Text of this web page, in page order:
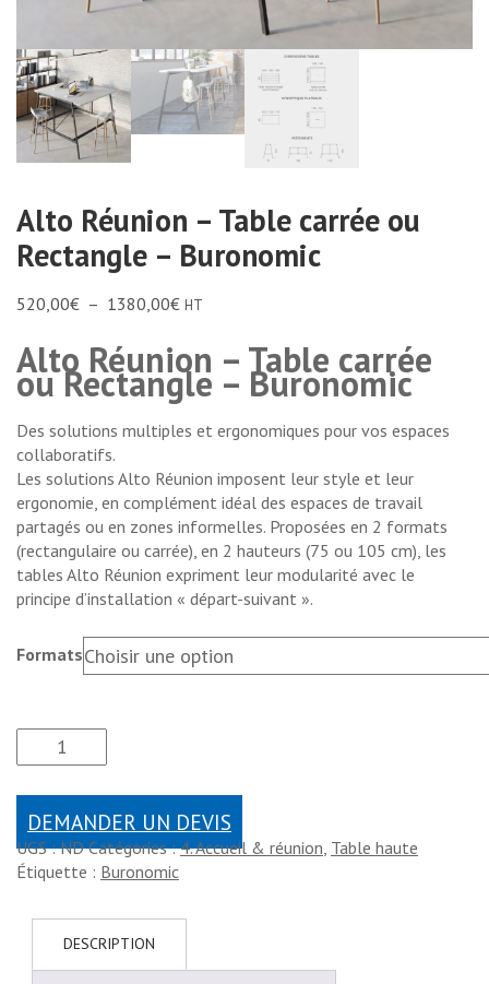
Alto Réunion – Table carrée ou
Rectangle – Buronomic
520,00€ – 1380,00€ HT
Alto Réunion – Table carrée
ou Rectangle – Buronomic
Des solutions multiples et ergonomiques pour vos espaces
collaboratifs.
Les solutions Alto Réunion imposent leur style et leur
ergonomie, en complément idéal des espaces de travail
partagés ou en zones informelles. Proposées en 2 formats
(rectangulaire ou carrée), en 2 hauteurs (75 ou 105 cm), les
tables Alto Réunion expriment leur modularité avec le
principe d’installation « départ-suivant ».
Formats
DEMANDER UN DEVIS
UGS :ND Catégories :4. Accueil & réunion, Table haute
Étiquette : Buronomic
DESCRIPTION